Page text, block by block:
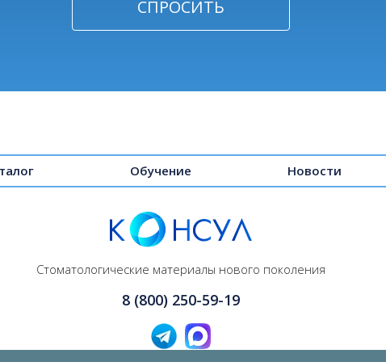
Обучение Новости
Стоматологические материалы нового поколения
8 (800) 250-59-19